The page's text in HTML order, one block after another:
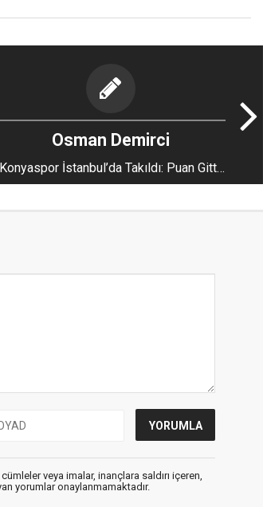
Osman Demirci
Konyaspor İstanbul’da Takıldı: Puan Gitti,
İsyan Büyüdü
veya imalar, inançlara saldırı içeren,
yorumlar onaylanmamaktadır.